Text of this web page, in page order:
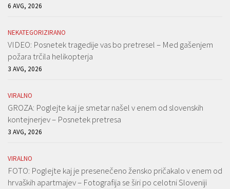
6 AVG, 2026
NEKATEGORIZIRANO
VIDEO: Posnetek tragedije vas bo pretresel – Med gašenjem
požara trčila helikopterja
3 AVG, 2026
VIRALNO
GROZA: Poglejte kaj je smetar našel v enem od slovenskih
kontejnerjev – Posnetek pretresa
3 AVG, 2026
VIRALNO
FOTO: Poglejte kaj je presenečeno žensko pričakalo v enem od
hrvaških apartmajev – Fotografija se širi po celotni Sloveniji